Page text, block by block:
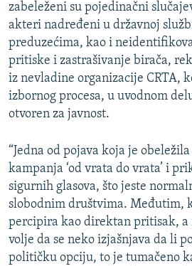
zabeleženi su pojedinačni
akteri nadređeni u državnoj
preduzećima, kao i
pritiske i zastrašivanje birača,
iz nevladine organizacije CRTA,
izbornog procesa, u uvodnom
otvoren za javnost.
“Jedna od pojava koja je
kampanja ‘od vrata do vrata’ i
sigurnih glasova, što jeste
slobodnim društvima. Međutim,
percipira kao direktan pritisak, a
volje da se neko izjašnjava da li
političku opciju, to je tumačeno